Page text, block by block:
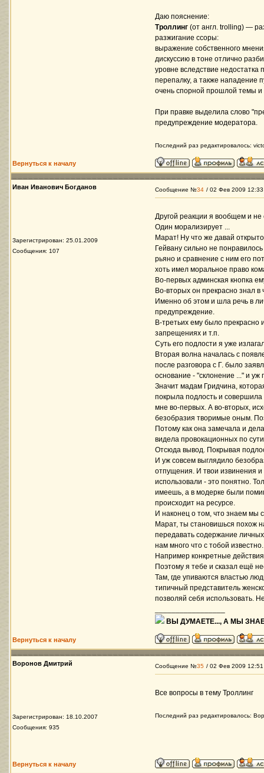
Даю пояснение:
Троллинг (от англ. trolling) —
разжигание ссоры:
выражение собственного
дискуссию в тоне отлично
уровне вследствие недостатка
перепалку, а также нападение
очень спорной прошлой темы и
При правке выделила слово
предупреждение модератора.
Последний раз редактировалось:
Вернуться к началу
Иван Иванович Богданов
Зарегистрирован: 25.01.2009
Сообщения: 107
Сообщение №34 / 02 Фев 2009 12:33
Другой реакции я вообщем и не
Один морализирует ...
Марат! Ну что же давай
Гейвану сильно не
рьяно и сравнение с ним его
хоть имел моральное право
Во-первых админская кнопка
Во-вторых он прекрасно знал
Именно об этом и шла речь в
предупреждение.
В-третьих ему было прекрасно
запрещениях и т.п.
Суть его подлости я уже
Вторая волна началась с
после разговора с Г. было
основание - "склонение ..." и
Значит мадам Гридчина,
покрыла подлость и
мне во-первых. А во-вторых,
безобразия творимые оным.
Потому как она замечала и
видела провокационных по
Отсюда вывод. Покрывая
И уж совсем выглядило
отпущения. И твои извинения
использовали - это понятно.
имеешь, а в модерке были
происходит на ресурсе.
И наконец о том, что знаем мы
Марат, ты становишься похож
передавать содержание
нам много что с тобой
Например конкретные
Поэтому я тебе и сказал ещё
Там, где упиваются властью
типичный представитель
позволяй себя использовать.
ВЫ ДУМАЕТЕ..., А МЫ
Вернуться к началу
Воронов Дмитрий
Зарегистрирован: 18.10.2007
Сообщения: 935
Сообщение №35 / 02 Фев 2009 12:51
Все вопросы в тему Троллинг
Последний раз редактировалось:
Вернуться к началу